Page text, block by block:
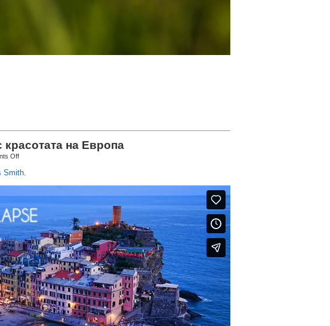
на Европа
Off
Smith.